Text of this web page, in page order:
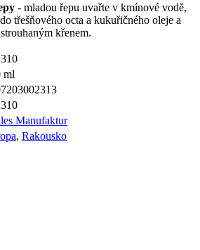
- mladou řepu uvařte v kmínové vodě,
třešňového octa a kukuřičného oleje a
křenem.
ml
Manufaktur
, Rakousko